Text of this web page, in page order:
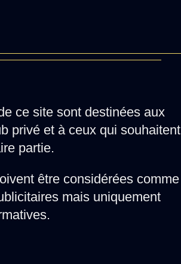
ce site sont destinées aux
privé et à ceux qui souhaitent
partie.
être considérées comme
mais uniquement